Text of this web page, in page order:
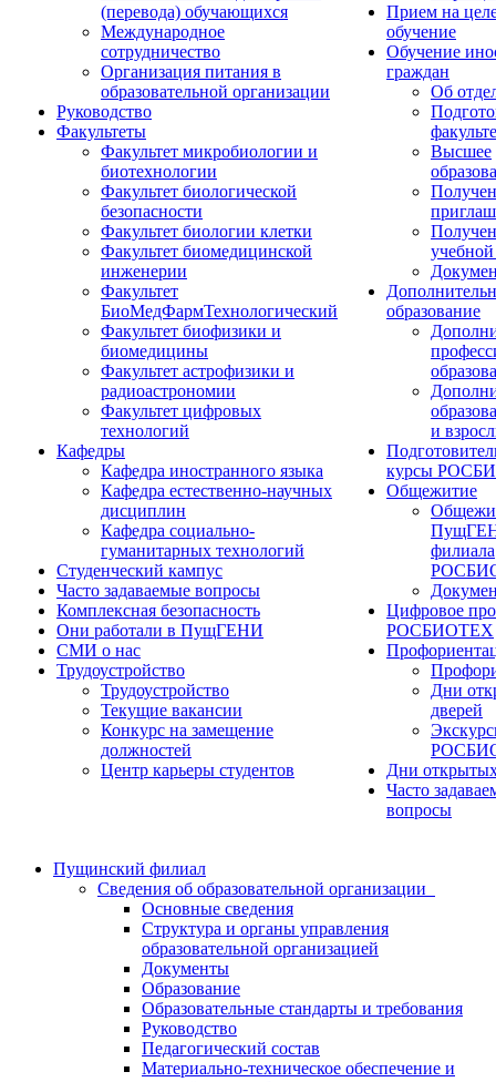
(перевода) обучающихся
Международное
сотрудничество
Организация питания в
образовательной организации
Руководство
Факультеты
Факультет микробиологии и
биотехнологии
Факультет биологической
безопасности
Факультет биологии клетки
Факультет биомедицинской
инженерии
Факультет
БиоМедФармТехнологический
Факультет биофизики и
биомедицины
Факультет астрофизики и
радиоастрономии
Факультет цифровых
технологий
Кафедры
Кафедра иностранного языка
Кафедра естественно-научных
дисциплин
Кафедра социально-
гуманитарных технологий
Студенческий кампус
Часто задаваемые вопросы
Комплексная безопасность
Они работали в ПущГЕНИ
СМИ о нас
Трудоустройство
Трудоустройство
Текущие вакансии
Конкурс на замещение
должностей
Центр карьеры студентов
Прием на
обучение
Обучение
граждан
Об
Высшее
образование
и
курсы
Общежитие
филиала
Цифровое
РОСБИОТЕХ
Дни
дверей
Дни
Часто
вопросы
Пущинский филиал
Сведения об образовательной организации
Основные сведения
Структура и органы управления
образовательной организацией
Документы
Образование
Образовательные стандарты и требования
Руководство
Педагогический состав
Материально-техническое обеспечение и